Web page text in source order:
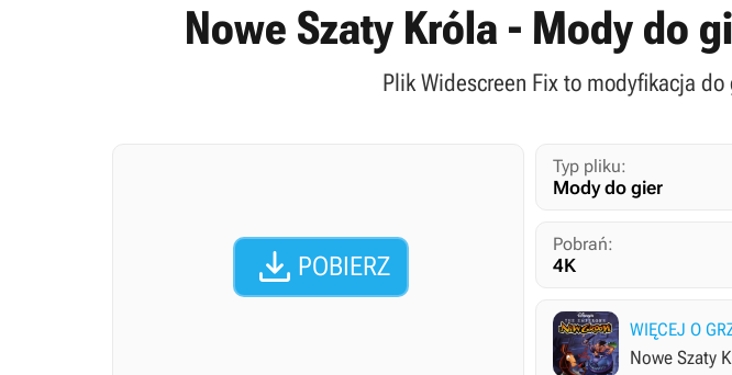
Nowe Szaty Króla - Mody do
Plik Widescreen Fix to modyfikacja
 POBIERZ
Typ pliku:
Mody do gier
Pobrań:
4K
WIĘCEJ O
Nowe Szaty